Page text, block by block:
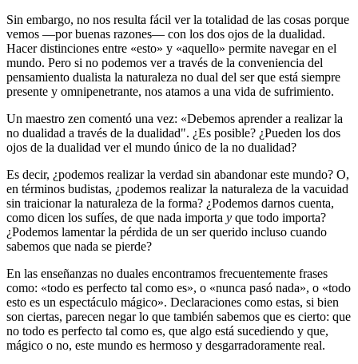
Sin embargo, no nos resulta fácil ver la totalidad de las cosas porque
vemos ―por buenas razones― con los dos ojos de la dualidad.
Hacer distinciones entre «esto» y «aquello» permite navegar en el
mundo. Pero si no podemos ver a través de la conveniencia del
pensamiento dualista la naturaleza no dual del ser que está siempre
presente y omnipenetrante, nos atamos a una vida de sufrimiento.
Un maestro zen comentó una vez: «Debemos aprender a realizar la
no dualidad a través de la dualidad". ¿Es posible? ¿Pueden los dos
ojos de la dualidad ver el mundo único de la no dualidad?
Es decir, ¿podemos realizar la verdad sin abandonar este mundo? O,
en términos budistas, ¿podemos realizar la naturaleza de la vacuidad
sin traicionar la naturaleza de la forma? ¿Podemos darnos cuenta,
como dicen los sufíes, de que nada importa y que todo importa?
¿Podemos lamentar la pérdida de un ser querido incluso cuando
sabemos que nada se pierde?
En las enseñanzas no duales encontramos frecuentemente frases
como: «todo es perfecto tal como es», o «nunca pasó nada», o «todo
esto es un espectáculo mágico». Declaraciones como estas, si bien
son ciertas, parecen negar lo que también sabemos que es cierto: que
no todo es perfecto tal como es, que algo está sucediendo y que,
mágico o no, este mundo es hermoso y desgarradoramente real.